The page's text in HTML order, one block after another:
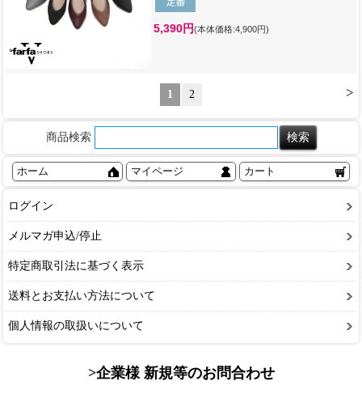
5,390円(本体価格:4,900円)
>
1 2
商品検索
ホーム マイページ カート
ログイン
メルマガ申込/停止
特定商取引法に基づく表示
送料とお支払い方法について
個人情報の取扱いについて
>企業様 新規等のお問合わせ